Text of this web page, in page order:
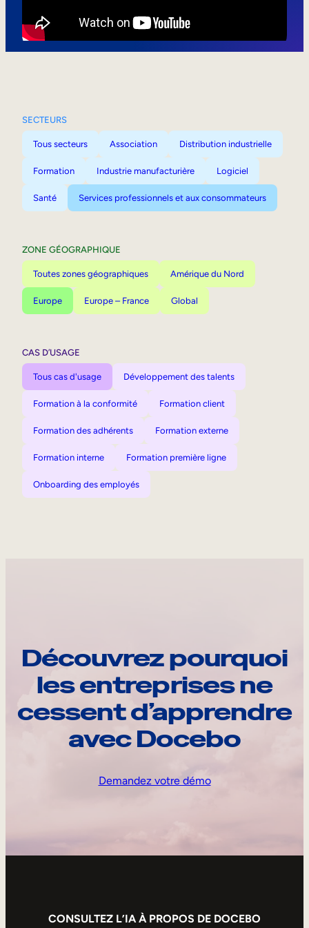
SECTEURS
Tous secteurs Association Distribution industrielle
Formation Industrie manufacturière Logiciel
Santé Services professionnels et aux consommateurs
ZONE GÉOGRAPHIQUE
Toutes zones géographiques Amérique du Nord
Europe Europe – France Global
CAS D’USAGE
Tous cas d'usage Développement des talents
Formation à la conformité Formation client
Formation des adhérents Formation externe
Formation interne Formation première ligne
Onboarding des employés
Découvrez pourquoi
les entreprises ne
cessent d’apprendre
avec Docebo
Demandez votre démo
CONSULTEZ L’IA À PROPOS DE DOCEBO